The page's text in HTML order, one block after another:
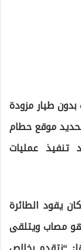
طيار مزودة
تحديد موقع حطام
تنفيذ عمليات
يقود الطائرة
مصاب ويتلقى